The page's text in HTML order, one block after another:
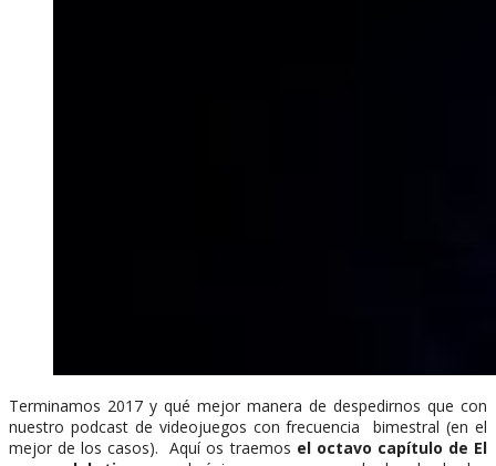
Terminamos 2017 y qué mejor manera de despedirnos que con
nuestro podcast de videojuegos con frecuencia bimestral (en el
mejor de los casos). Aquí os traemos el octavo capítulo de El